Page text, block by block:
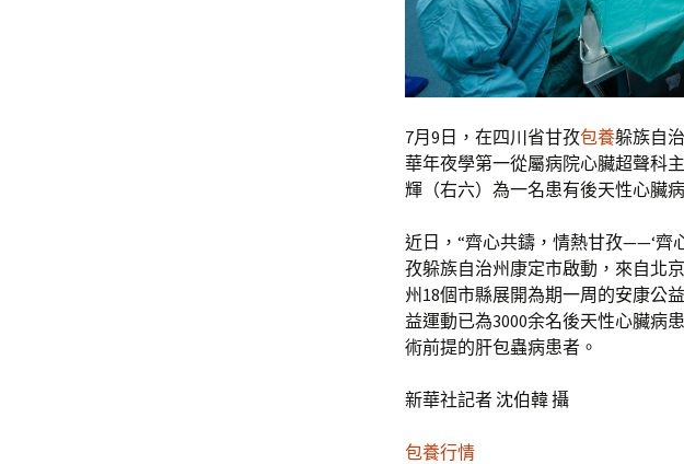
7月9日，在四川省甘孜包養躲族自
華年夜學第一從屬病院心臟超聲科
輝（右六）為一名患有後天性心臟
近日，“齊心共鑄，情熱甘孜——‘齊
孜躲族自治州康定市啟動，來自北
州18個市縣展開為期一周的安康公
益運動已為3000余名後天性心臟病
術前提的肝包蟲病患者。
新華社記者 沈伯韓 攝
包養行情